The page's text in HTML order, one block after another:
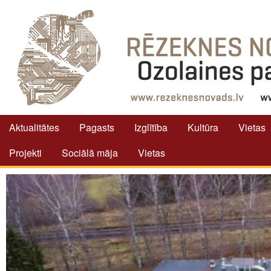
Aktualitātes Pagasts Izglītība Kultūra
Vietas
Projekti
Sociālā māja Vietas